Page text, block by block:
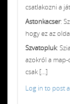
csatlakozni a
Astonkacser:
hogy ez az
Szvatopluk:
azokról a map-
csak [...]
Log in to post